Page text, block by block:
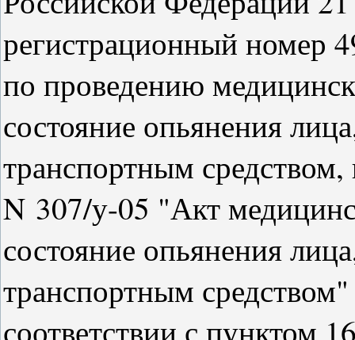
регистрационный номер
по проведению
состояние опьянения
транспортным
N 307/у-05 "Акт
состояние опьянения
транспортным
соответствии с пунктом